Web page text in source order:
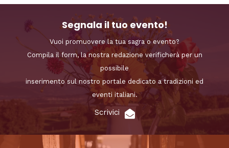
Segnala il tuo evento!
Vuoi promuovere la tua sagra o evento?
Compila il form, la nostra redazione verificherà per un
possibile
inserimento sul nostro portale dedicato a tradizioni ed
eventi italiani.
Scrivici